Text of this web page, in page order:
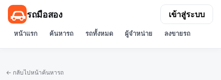
รถมือสอง
หน้าแรก ค้นหารถ รถทั้งหมด ผู้จำหน่าย ลงขายรถ
เข้าสู่ระบบ
← กลับไปหน้าค้นหารถ